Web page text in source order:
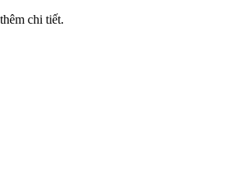
chi tiết.